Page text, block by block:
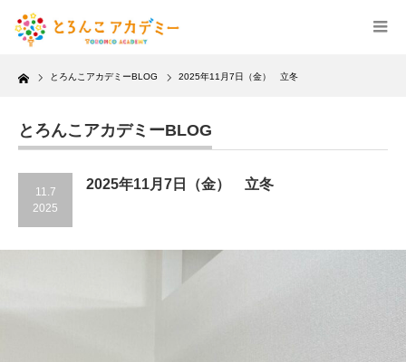
Home とろんこアカデミーBLOG 2025年11月7日（金） 立冬
とろんこアカデミーBLOG
11.7
2025
2025年11月7日（金） 立冬